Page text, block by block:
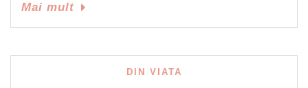
Mai mult
DIN VIATA